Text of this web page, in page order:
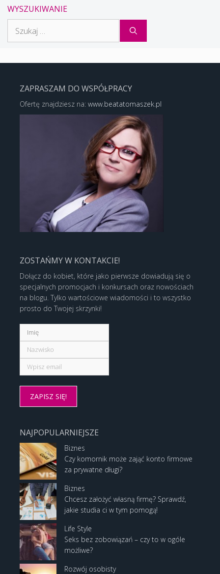
WYSZUKIWANIE
ZAPRASZAM DO WSPÓŁPRACY
Ofertę znajdziesz na: www.beatatomaszek.pl
ZOSTAŃMY W KONTAKCIE!
Dołącz do kobiet, które jako pierwsze dowiadują się o
specjalnych promocjach i konkursach oraz nowościach
na blogu. Tylko wartościowe wiadomości i to wszystko
prosto do Twojej skrzynki!
NAJPOPULARNIEJSZE
Biznes
Czy komornik może zająć konto firmowe
za prywatne długi?
Biznes
Chcesz założyć własną firmę? Sprawdź,
jakie studia ci w tym pomogą!
Life Style
Seks bez zobowiązań – czy to w ogóle
możliwe?
Rozwój osobisty